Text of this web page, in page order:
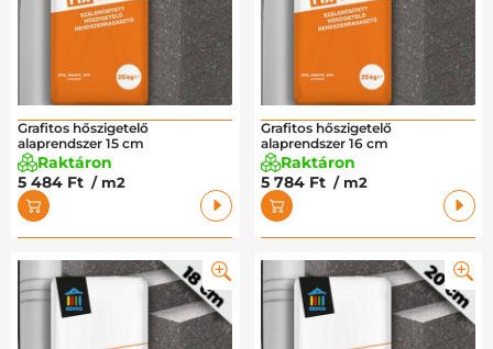
Grafitos hőszigetelő
alaprendszer 15 cm
Raktáron
5 484 Ft / m2
Grafitos hőszigetelő
alaprendszer 16 cm
Raktáron
5 784 Ft / m2